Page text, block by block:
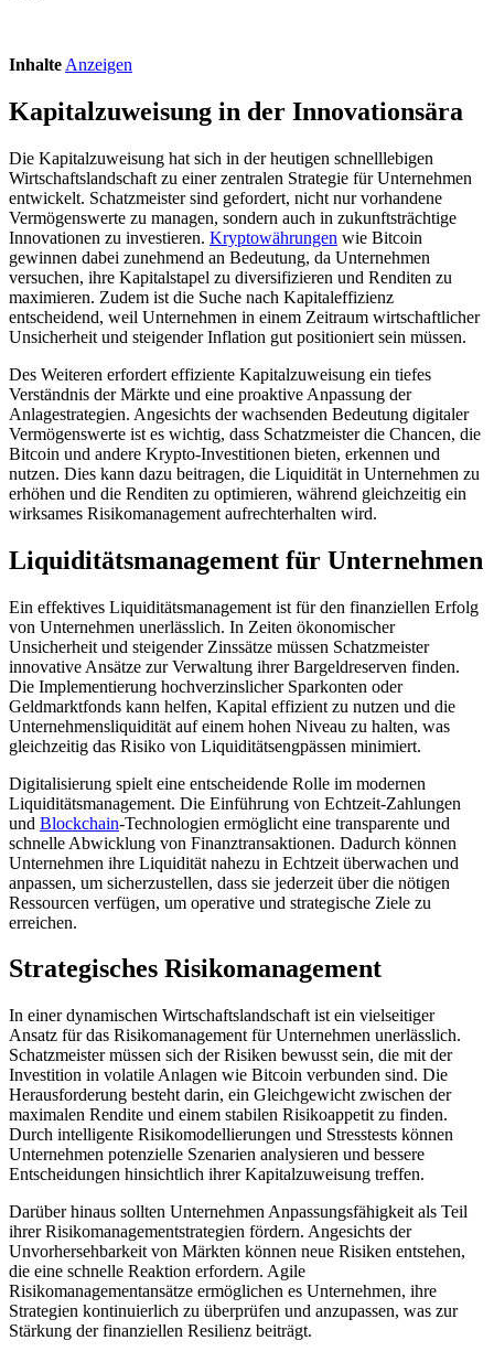
Inhalte Anzeigen
Kapitalzuweisung in der Innovationsära
Die Kapitalzuweisung hat sich in der heutigen schnelllebigen
Wirtschaftslandschaft zu einer zentralen Strategie für Unternehmen
entwickelt. Schatzmeister sind gefordert, nicht nur vorhandene
Vermögenswerte zu managen, sondern auch in zukunftsträchtige
Innovationen zu investieren. Kryptowährungen wie Bitcoin
gewinnen dabei zunehmend an Bedeutung, da Unternehmen
versuchen, ihre Kapitalstapel zu diversifizieren und Renditen zu
maximieren. Zudem ist die Suche nach Kapitaleffizienz
entscheidend, weil Unternehmen in einem Zeitraum wirtschaftlicher
Unsicherheit und steigender Inflation gut positioniert sein müssen.
Des Weiteren erfordert effiziente Kapitalzuweisung ein tiefes
Verständnis der Märkte und eine proaktive Anpassung der
Anlagestrategien. Angesichts der wachsenden Bedeutung digitaler
Vermögenswerte ist es wichtig, dass Schatzmeister die Chancen, die
Bitcoin und andere Krypto-Investitionen bieten, erkennen und
nutzen. Dies kann dazu beitragen, die Liquidität in Unternehmen zu
erhöhen und die Renditen zu optimieren, während gleichzeitig ein
wirksames Risikomanagement aufrechterhalten wird.
Liquiditätsmanagement für Unternehmen
Ein effektives Liquiditätsmanagement ist für den finanziellen Erfolg
von Unternehmen unerlässlich. In Zeiten ökonomischer
Unsicherheit und steigender Zinssätze müssen Schatzmeister
innovative Ansätze zur Verwaltung ihrer Bargeldreserven finden.
Die Implementierung hochverzinslicher Sparkonten oder
Geldmarktfonds kann helfen, Kapital effizient zu nutzen und die
Unternehmensliquidität auf einem hohen Niveau zu halten, was
gleichzeitig das Risiko von Liquiditätsengpässen minimiert.
Digitalisierung spielt eine entscheidende Rolle im modernen
Liquiditätsmanagement. Die Einführung von Echtzeit-Zahlungen
und Blockchain-Technologien ermöglicht eine transparente und
schnelle Abwicklung von Finanztransaktionen. Dadurch können
Unternehmen ihre Liquidität nahezu in Echtzeit überwachen und
anpassen, um sicherzustellen, dass sie jederzeit über die nötigen
Ressourcen verfügen, um operative und strategische Ziele zu
erreichen.
Strategisches Risikomanagement
In einer dynamischen Wirtschaftslandschaft ist ein vielseitiger
Ansatz für das Risikomanagement für Unternehmen unerlässlich.
Schatzmeister müssen sich der Risiken bewusst sein, die mit der
Investition in volatile Anlagen wie Bitcoin verbunden sind. Die
Herausforderung besteht darin, ein Gleichgewicht zwischen der
maximalen Rendite und einem stabilen Risikoappetit zu finden.
Durch intelligente Risikomodellierungen und Stresstests können
Unternehmen potenzielle Szenarien analysieren und bessere
Entscheidungen hinsichtlich ihrer Kapitalzuweisung treffen.
Darüber hinaus sollten Unternehmen Anpassungsfähigkeit als Teil
ihrer Risikomanagementstrategien fördern. Angesichts der
Unvorhersehbarkeit von Märkten können neue Risiken entstehen,
die eine schnelle Reaktion erfordern. Agile
Risikomanagementansätze ermöglichen es Unternehmen, ihre
Strategien kontinuierlich zu überprüfen und anzupassen, was zur
Stärkung der finanziellen Resilienz beiträgt.